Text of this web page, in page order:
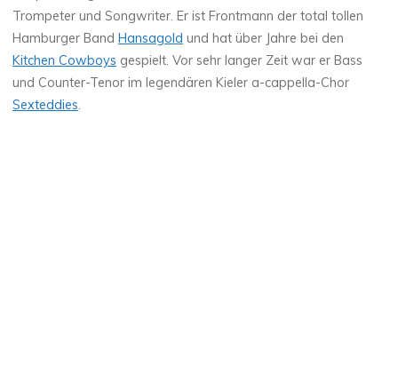
Trompeter und Songwriter. Er ist Frontmann der total tollen
Hamburger BandHansagold und hat über Jahre bei den
Kitchen Cowboys gespielt. Vor sehr langer Zeit war er Bass
und Counter-Tenor im legendären Kieler a-cappella-Chor
Sexteddies.